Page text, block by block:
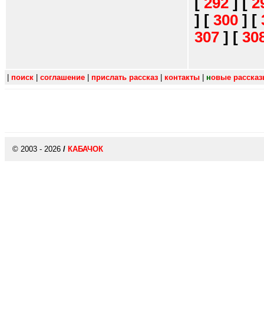
] [ 300 ] [
307 ] [
поиск соглашение прислать рассказ контакты новые
© 2003 - 2026 / КАБАЧОК